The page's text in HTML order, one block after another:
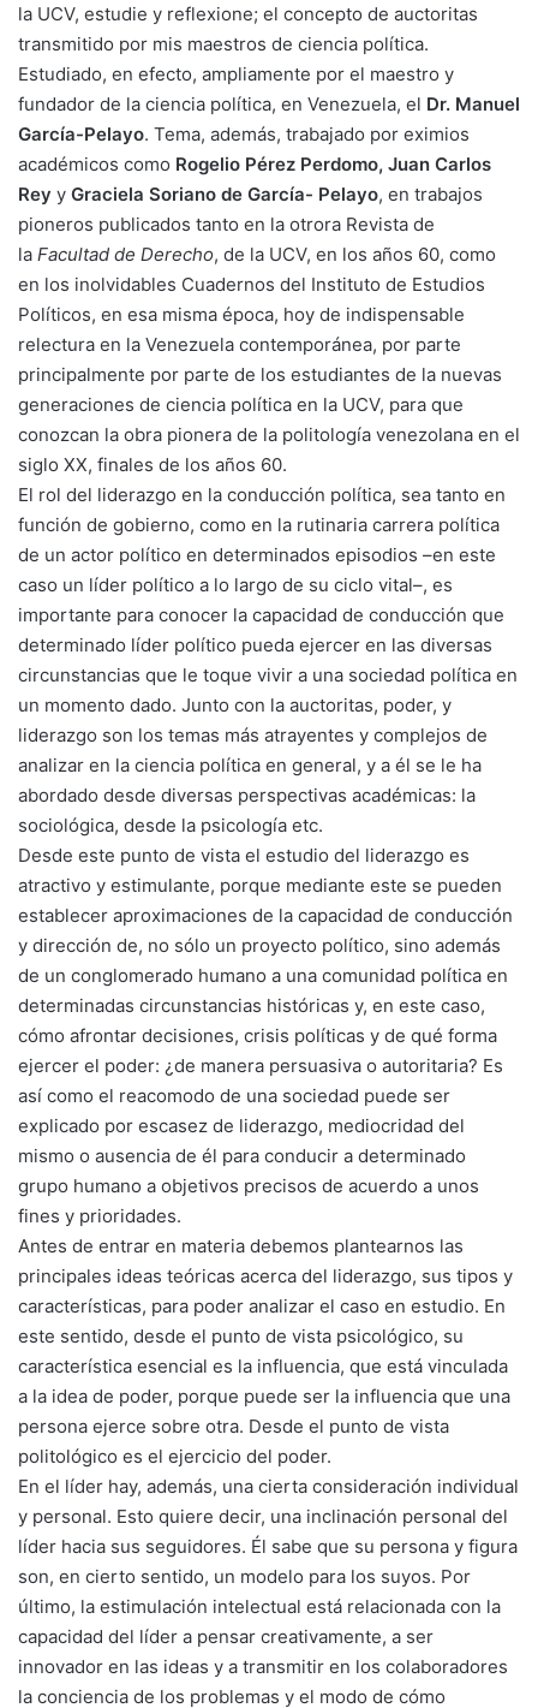
la UCV, estudie y reflexione; el concepto de auctoritas
transmitido por mis maestros de ciencia política.
Estudiado, en efecto, ampliamente por el maestro y
fundador de la ciencia política, en Venezuela, el Dr. Manuel
García-Pelayo. Tema, además, trabajado por eximios
académicos como Rogelio Pérez Perdomo, Juan Carlos
Rey y Graciela Soriano de García- Pelayo, en trabajos
pioneros publicados tanto en la otrora Revista de
la Facultad de Derecho, de la UCV, en los años 60, como
en los inolvidables Cuadernos del Instituto de Estudios
Políticos, en esa misma época, hoy de indispensable
relectura en la Venezuela contemporánea, por parte
principalmente por parte de los estudiantes de la nuevas
generaciones de ciencia política en la UCV, para que
conozcan la obra pionera de la politología venezolana en el
siglo XX, finales de los años 60.
El rol del liderazgo en la conducción política, sea tanto en
función de gobierno, como en la rutinaria carrera política
de un actor político en determinados episodios –en este
caso un líder político a lo largo de su ciclo vital–, es
importante para conocer la capacidad de conducción que
determinado líder político pueda ejercer en las diversas
circunstancias que le toque vivir a una sociedad política en
un momento dado. Junto con la auctoritas, poder, y
liderazgo son los temas más atrayentes y complejos de
analizar en la ciencia política en general, y a él se le ha
abordado desde diversas perspectivas académicas: la
sociológica, desde la psicología etc.
Desde este punto de vista el estudio del liderazgo es
atractivo y estimulante, porque mediante este se pueden
establecer aproximaciones de la capacidad de conducción
y dirección de, no sólo un proyecto político, sino además
de un conglomerado humano a una comunidad política en
determinadas circunstancias históricas y, en este caso,
cómo afrontar decisiones, crisis políticas y de qué forma
ejercer el poder: ¿de manera persuasiva o autoritaria? Es
así como el reacomodo de una sociedad puede ser
explicado por escasez de liderazgo, mediocridad del
mismo o ausencia de él para conducir a determinado
grupo humano a objetivos precisos de acuerdo a unos
fines y prioridades.
Antes de entrar en materia debemos plantearnos las
principales ideas teóricas acerca del liderazgo, sus tipos y
características, para poder analizar el caso en estudio. En
este sentido, desde el punto de vista psicológico, su
característica esencial es la influencia, que está vinculada
a la idea de poder, porque puede ser la influencia que una
persona ejerce sobre otra. Desde el punto de vista
politológico es el ejercicio del poder.
En el líder hay, además, una cierta consideración individual
y personal. Esto quiere decir, una inclinación personal del
líder hacia sus seguidores. Él sabe que su persona y figura
son, en cierto sentido, un modelo para los suyos. Por
último, la estimulación intelectual está relacionada con la
capacidad del líder a pensar creativamente, a ser
innovador en las ideas y a transmitir en los colaboradores
la conciencia de los problemas y el modo de cómo